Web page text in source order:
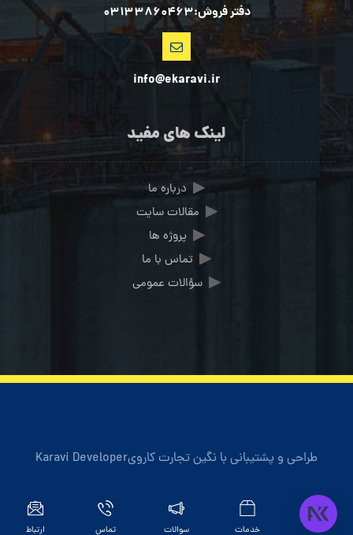
دفتر فروش:03133860463
info@ekaravi.ir
لینک های مفید
درباره ما
مقالات سایت
پروژه ها
تماس با ما
سؤالات عمومی
طراحی و پشتیبانی با نگین تجارت کارویKaravi Developer
خانه خدمات سوالات تماس ارتباط